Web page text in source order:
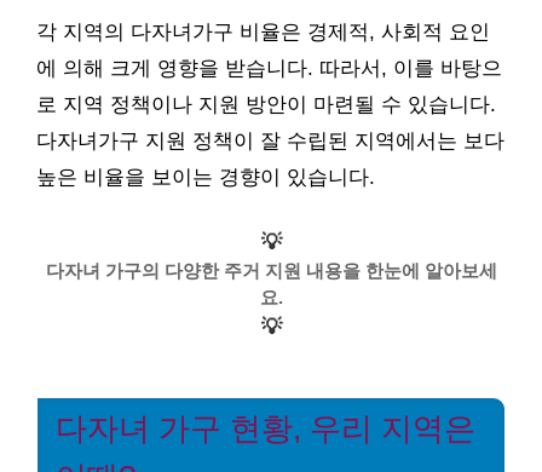
각 지역의 다자녀가구 비율은 경제적, 사회적 요인
에 의해 크게 영향을 받습니다. 따라서, 이를 바탕으
로 지역 정책이나 지원 방안이 마련될 수 있습니다.
다자녀가구 지원 정책이 잘 수립된 지역에서는 보다
높은 비율을 보이는 경향이 있습니다.
💡
다자녀 가구의 다양한 주거 지원 내용을 한눈에 알아보세
요.
💡
다자녀 가구 현황, 우리 지역은